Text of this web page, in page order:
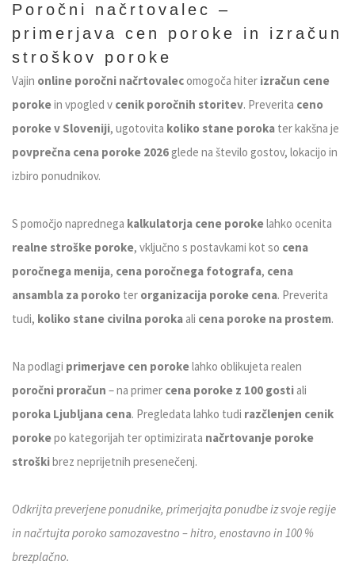
Poročni načrtovalec –
primerjava cen poroke in izračun
stroškov poroke
Vajin online poročni načrtovalecomogoča hiter izračun cene
porokein vpogled v cenik poročnih storitev. Preverita ceno
poroke v Sloveniji, ugotovita koliko stane poroka ter kakšna je
povprečna cena poroke 2026glede na število gostov, lokacijo in
izbiro ponudnikov.
S pomočjo naprednega kalkulatorja cene porokelahko ocenita
realne stroške poroke, vključno s postavkami kot so cena
poročnega menija, cena poročnega fotografa, cena
ansambla za poroko ter organizacija poroke cena. Preverita
tudi, koliko stane civilna poroka ali cena poroke na prostem.
Na podlagi primerjave cen porokelahko oblikujeta realen
poročni proračun – na primer cena poroke z 100 gosti ali
poroka Ljubljana cena. Pregledata lahko tudi razčlenjen cenik
porokepo kategorijah ter optimizirata načrtovanje poroke
stroškibrez neprijetnih presenečenj.
Odkrijta preverjene ponudnike, primerjajta ponudbe iz svoje regije
in načrtujta poroko samozavestno – hitro, enostavno in 100 %
brezplačno.